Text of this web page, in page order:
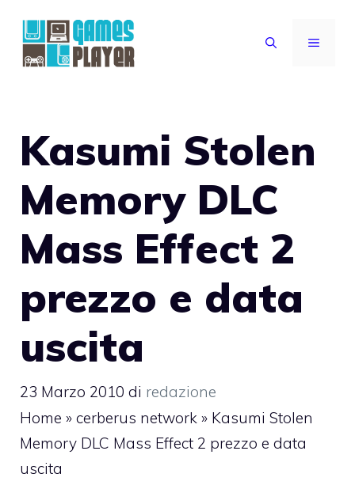
contenuto
MENU
Kasumi Stolen
Memory DLC
Mass Effect 2
prezzo e data
uscita
23 Marzo 2010 di redazione
Home » cerberus network » Kasumi Stolen
Memory DLC Mass Effect 2 prezzo e data
uscita